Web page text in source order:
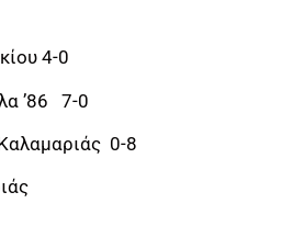
4-0
’86 7-0
0-8